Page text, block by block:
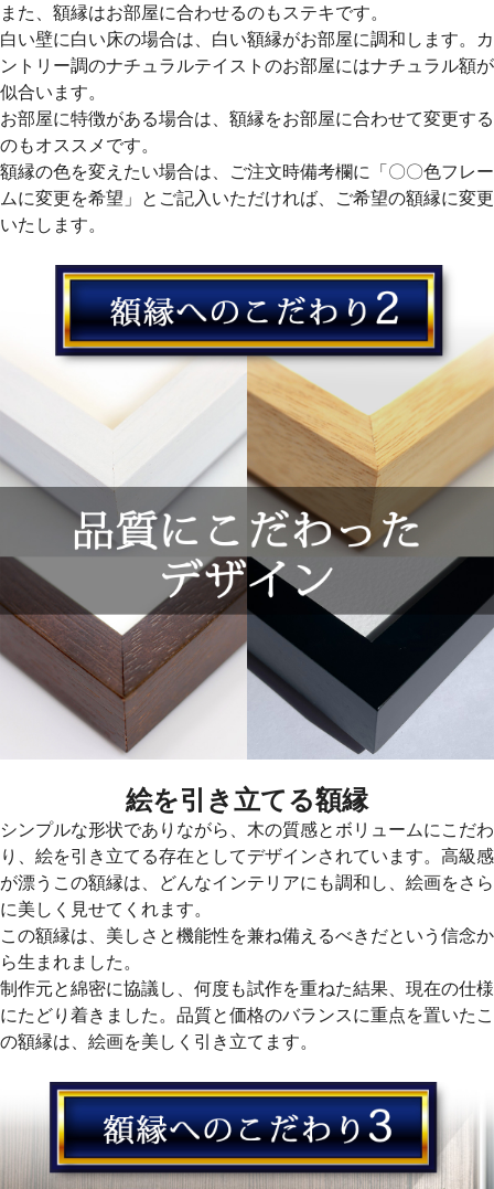
また、額縁はお部屋に合わせるのもステキです。
白い壁に白い床の場合は、白い額縁がお部屋に調和します。カ
ントリー調のナチュラルテイストのお部屋にはナチュラル額が
似合います。
お部屋に特徴がある場合は、額縁をお部屋に合わせて変更する
のもオススメです。
額縁の色を変えたい場合は、ご注文時備考欄に「〇〇色フレー
ムに変更を希望」とご記入いただければ、ご希望の額縁に変更
いたします。
絵を引き立てる額縁
シンプルな形状でありながら、木の質感とボリュームにこだわ
り、絵を引き立てる存在としてデザインされています。高級感
が漂うこの額縁は、どんなインテリアにも調和し、絵画をさら
に美しく見せてくれます。
この額縁は、美しさと機能性を兼ね備えるべきだという信念か
ら生まれました。
制作元と綿密に協議し、何度も試作を重ねた結果、現在の仕様
にたどり着きました。品質と価格のバランスに重点を置いたこ
の額縁は、絵画を美しく引き立てます。